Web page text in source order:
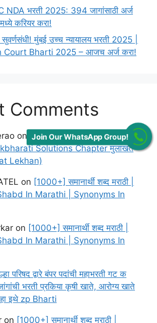
NDA भरती 2025: 394 जागांसाठी अर्ज
करियर करा!
सुवर्णसंधी! मुंबई उच्च न्यायालय भरती 2025 |
Court Bharti 2025 – आजच अर्ज करा!
Comments
on Maharashtra Board class 12
Solutions Chapter मुलाखत
Lekhan)
on [1000+] समानार्थी शब्द मराठी |
In Marathi | Synonyms In
on [1000+] समानार्थी शब्द मराठी |
In Marathi | Synonyms In
परिषद द्वारे बंपर पदांची महाभरती गट क
भरती प्रकिया कृषी खाते, आरोग्य खाते
इथे zp Bharti
on [1000+] समानार्थी शब्द मराठी |
Join Our WhatsApp Group!